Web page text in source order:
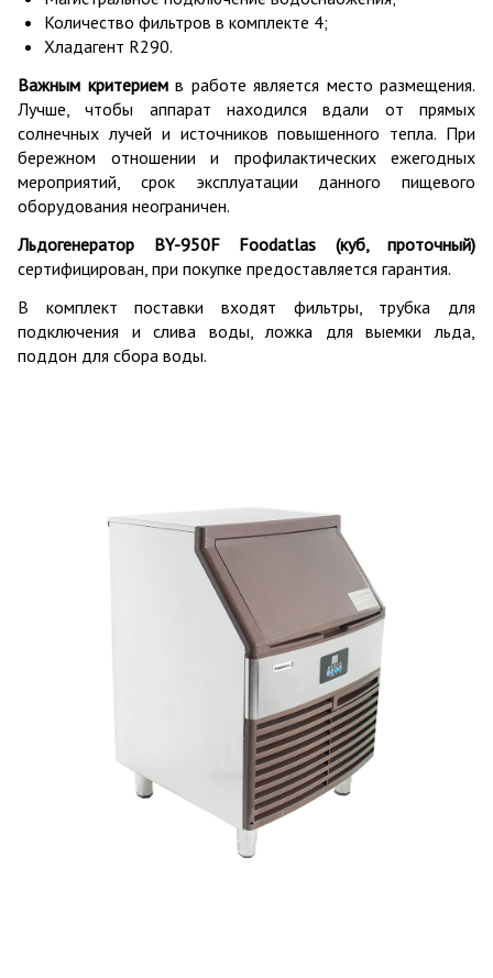
Количество фильтров в комплекте 4;
Хладагент R290.
Важным критериемв работе является место размещения.
Лучше, чтобы аппарат находился вдали от прямых
солнечных лучей и источников повышенного тепла. При
бережном отношении и профилактических ежегодных
мероприятий, срок эксплуатации данного пищевого
оборудования неограничен.
Льдогенератор BY-950F Foodatlas (куб, проточный)
сертифицирован, при покупке предоставляется гарантия.
В комплект поставки входят фильтры, трубка для
подключения и слива воды, ложка для выемки льда,
поддон для сбора воды.